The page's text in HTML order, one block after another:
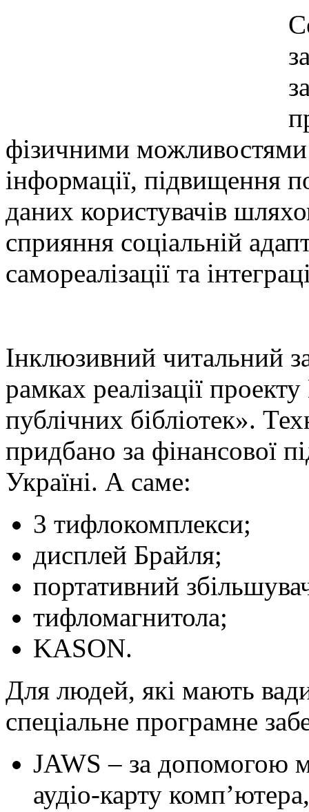
фізичними
інформації, підвищення
даних користувачів
сприяння соціальній
самореалізації та
Інклюзивний читальний
рамках реалізації
публічних бібліотек».
придбано за фінансової
Україні. А саме:
3 тифлокомплекси;
дисплей Брайля;
портативний
тифломагнитола;
KASON.
Для людей, які мають
спеціальне програмне
JAWS – за допомогою
аудіо-карту